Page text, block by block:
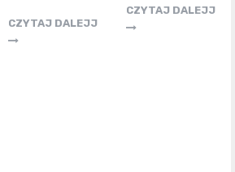
CZYTAJ DALEJJ
CZYTAJ DALEJJ